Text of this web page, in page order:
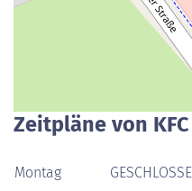
Zeitpläne von
Montag